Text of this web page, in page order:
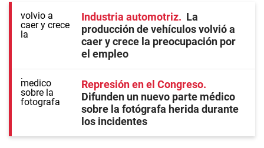
Industria automotriz
La
producción de vehículos volvió a
caer y crece la preocupación por
el empleo
Represión en el Congreso
Difunden un nuevo parte médico
sobre la fotógrafa herida durante
los incidentes